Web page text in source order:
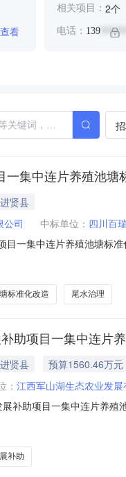
看
相关项目： 2个
电话： 139
集中连片养殖池
贤县
公司 中标单位： 四川百
目一集中连片养殖池塘标
价第一成交人四川百瑞
标准化改造 尾水治理
助项目一集中连片
贤县
预算1560.46万元
： 江西军山湖生态农业发
补助项目一集中连片养
造和尾水治理项目。2.2
补助